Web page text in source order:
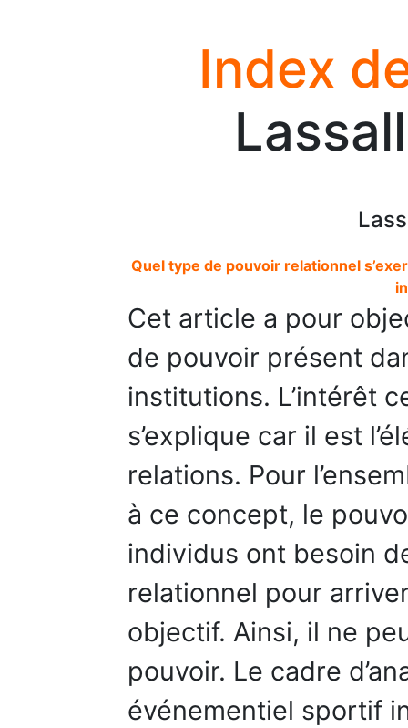
Index
Quel type de pouvoir relationnel
Cet article a pour
de pouvoir présent
institutions. L’intérêt
s’explique car il est
relations. Pour
à ce concept, le
individus ont besoin
relationnel pour
objectif. Ainsi, il ne
pouvoir. Le cadre
événementiel sportif